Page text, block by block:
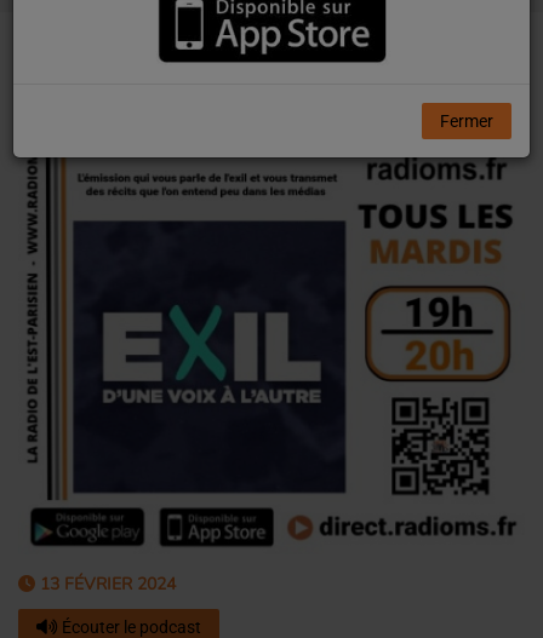
13 FÉVRIER 2024
Écouter le podcast
Fermer